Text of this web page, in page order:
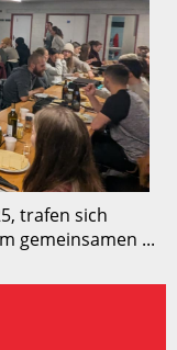
trafen sich
gemeinsamen ...